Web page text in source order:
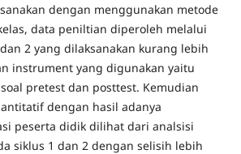
dengan menggunakan metode
data peniltian diperoleh melalui
2 yang dilaksanakan kurang lebih
instrument yang digunakan yaitu
pretest dan posttest. Kemudian
dengan hasil adanya
peserta didik dilihat dari analsisi
siklus 1 dan 2 dengan selisih lebih